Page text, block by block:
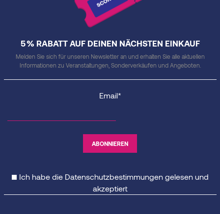
5 % RABATT AUF DEINEN NÄCHSTEN EINKAUF
Melden Sie sich für unseren Newsletter an und erhalten Sie alle aktuellen
Informationen zu Veranstaltungen, Sonderverkäufen und Angeboten.
Email*
Ich habe die Datenschutzbestimmungengelesen und
akzeptiert